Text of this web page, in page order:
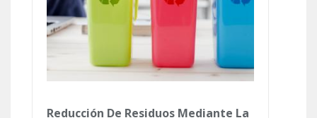
Reducción De Residuos Mediante La